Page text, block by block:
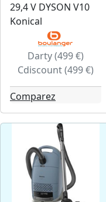
29,4 V DYSON V10
Konical
Darty (499 €)
Cdiscount (499 €)
Comparez